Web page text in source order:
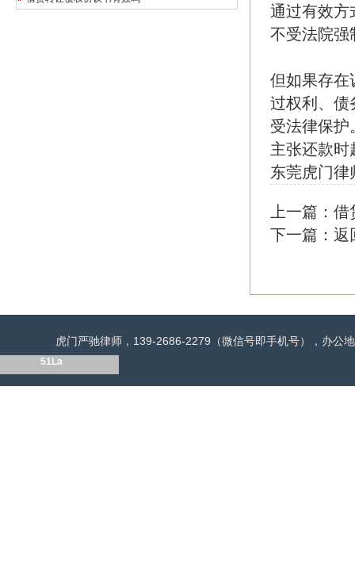
通过有效方
不受法院强
但如果存在
过权利、债
受法律保护
主张还款时
东莞虎门律
上一篇： 借
下一篇： 返
虎门严驰律师，139-2686-2279（微信号即手机号），办公
51La